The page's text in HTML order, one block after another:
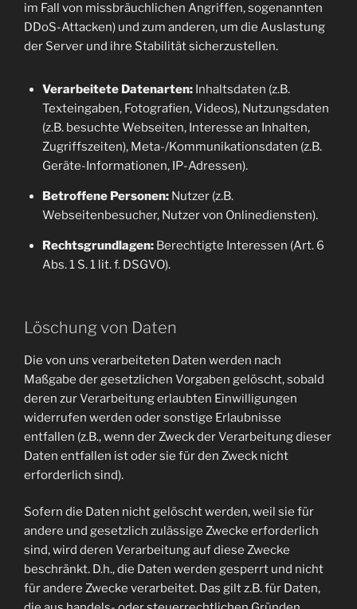
im Fall von missbräuchlichen Angriffen, sogenannten
DDoS-Attacken) und zum anderen, um die Auslastung
der Server und ihre Stabilität sicherzustellen.
Verarbeitete Datenarten:Inhaltsdaten (z.B.
Texteingaben, Fotografien, Videos), Nutzungsdaten
(z.B. besuchte Webseiten, Interesse an Inhalten,
Zugriffszeiten), Meta-/Kommunikationsdaten (z.B.
Geräte-Informationen, IP-Adressen).
Betroffene Personen:Nutzer (z.B.
Webseitenbesucher, Nutzer von Onlinediensten).
Rechtsgrundlagen:Berechtigte Interessen (Art. 6
Abs. 1 S. 1 lit. f. DSGVO).
Löschung von Daten
Die von uns verarbeiteten Daten werden nach
Maßgabe der gesetzlichen Vorgaben gelöscht, sobald
deren zur Verarbeitung erlaubten Einwilligungen
widerrufen werden oder sonstige Erlaubnisse
entfallen (z.B., wenn der Zweck der Verarbeitung dieser
Daten entfallen ist oder sie für den Zweck nicht
erforderlich sind).
Sofern die Daten nicht gelöscht werden, weil sie für
andere und gesetzlich zulässige Zwecke erforderlich
sind, wird deren Verarbeitung auf diese Zwecke
beschränkt. D.h., die Daten werden gesperrt und nicht
für andere Zwecke verarbeitet. Das gilt z.B. für Daten,